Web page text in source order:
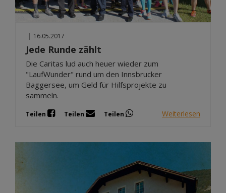
| 16.05.2017
Jede Runde zählt
Die Caritas lud auch heuer wieder zum
"LaufWunder" rund um den Innsbrucker
Baggersee, um Geld für Hilfsprojekte zu
sammeln.
Teilen Teilen Teilen Weiterlesen